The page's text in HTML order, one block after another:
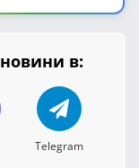
в:
Telegram